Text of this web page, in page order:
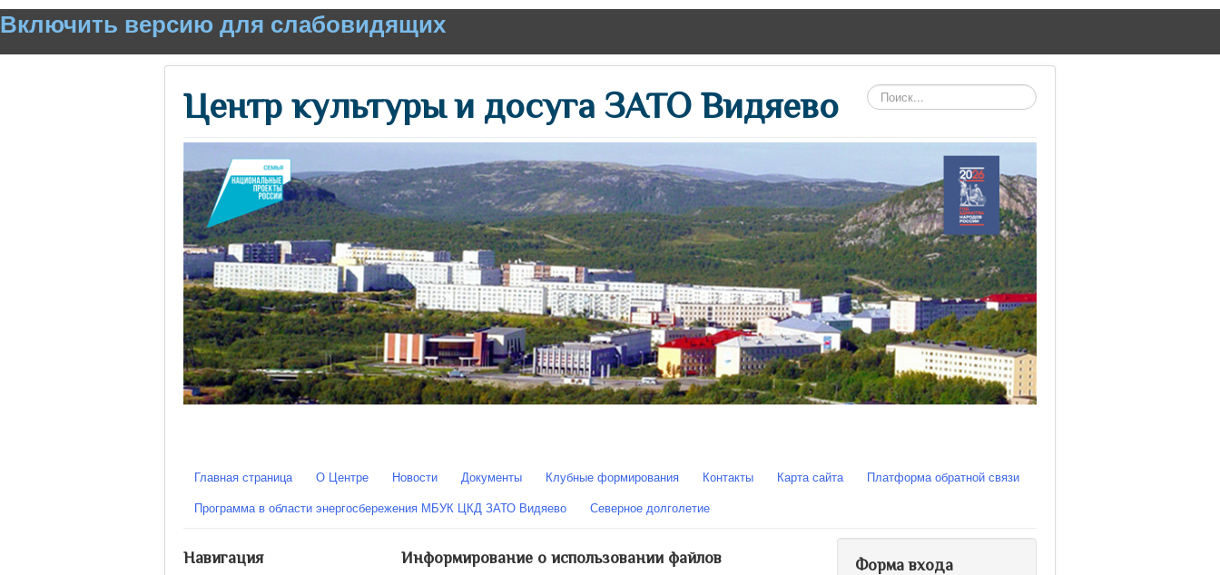
Включить версию для слабовидящих
Центр культуры и досуга ЗАТО Видяево
Поиск
по
Главная страница О Центре Новости Документы Клубные формирования Контакты Карта сайта
Платформа обратной связи
Программа в области энергосбережения МБУК ЦКД ЗАТО Видяево
Северное долголетие
Навигация Информирование о использовании файлов Форма входа